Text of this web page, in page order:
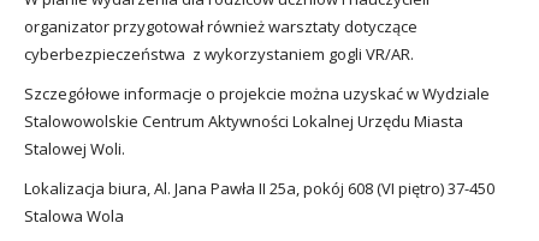
organizator przygotował również warsztaty dotyczące
cyberbezpieczeństwa z wykorzystaniem gogli VR/AR.
Szczegółowe informacje o projekcie można uzyskać w Wydziale
Stalowowolskie Centrum Aktywności Lokalnej Urzędu Miasta
Stalowej Woli.
Lokalizacja biura, Al. Jana Pawła II 25a, pokój 608 (VI piętro) 37-450
Stalowa Wola